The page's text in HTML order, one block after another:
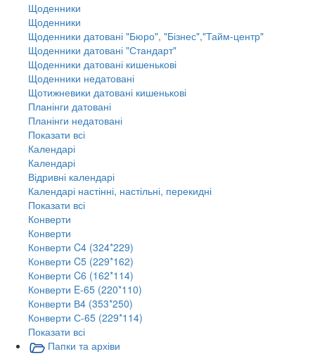
Щоденники
Щоденники
Щоденники датовані "Бюро", "Бізнес","Тайм-центр"
Щоденники датовані "Стандарт"
Щоденники датовані кишенькові
Щоденники недатовані
Щотижневики датовані кишенькові
Планінги датовані
Планінги недатовані
Показати всі
Календарі
Календарі
Відривні календарі
Календарі настінні, настільні, перекидні
Показати всі
Конверти
Конверти
Конверти C4 (324*229)
Конверти C5 (229*162)
Конверти C6 (162*114)
Конверти E-65 (220*110)
Конверти В4 (353*250)
Конверти С-65 (229*114)
Показати всі
Папки та архіви